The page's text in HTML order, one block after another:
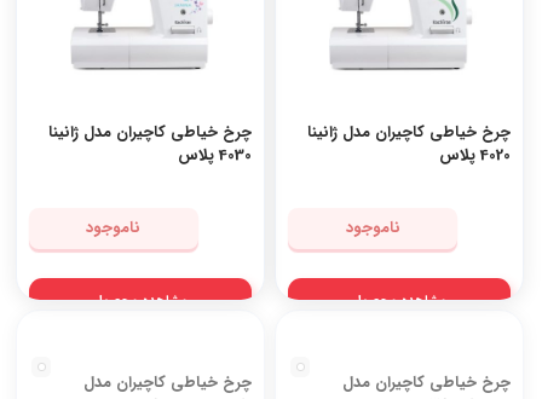
چرخ خیاطی کاچیران مدل ژانینا
4020 پلاس
ناموجود
مشاهده محصول
چرخ خیاطی کاچیران مدل ژانینا
4030 پلاس
ناموجود
مشاهده محصول